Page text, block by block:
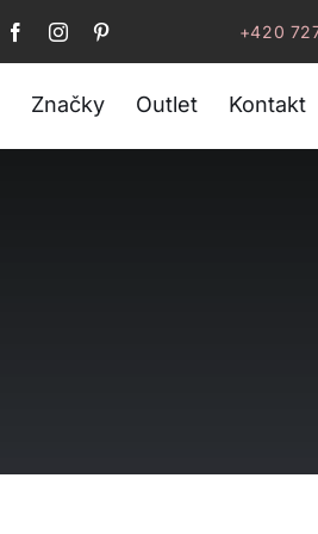
+420
Značky Outlet Kontakt